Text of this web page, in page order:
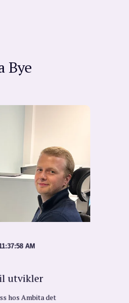
Bye
AM
utvikler
hos Ambita det